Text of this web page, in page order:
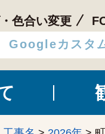
色合い変更